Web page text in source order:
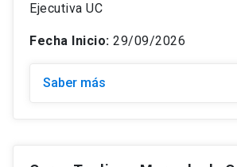
Ejecutiva UC
Fecha Inicio: 29/09/2026
Saber más